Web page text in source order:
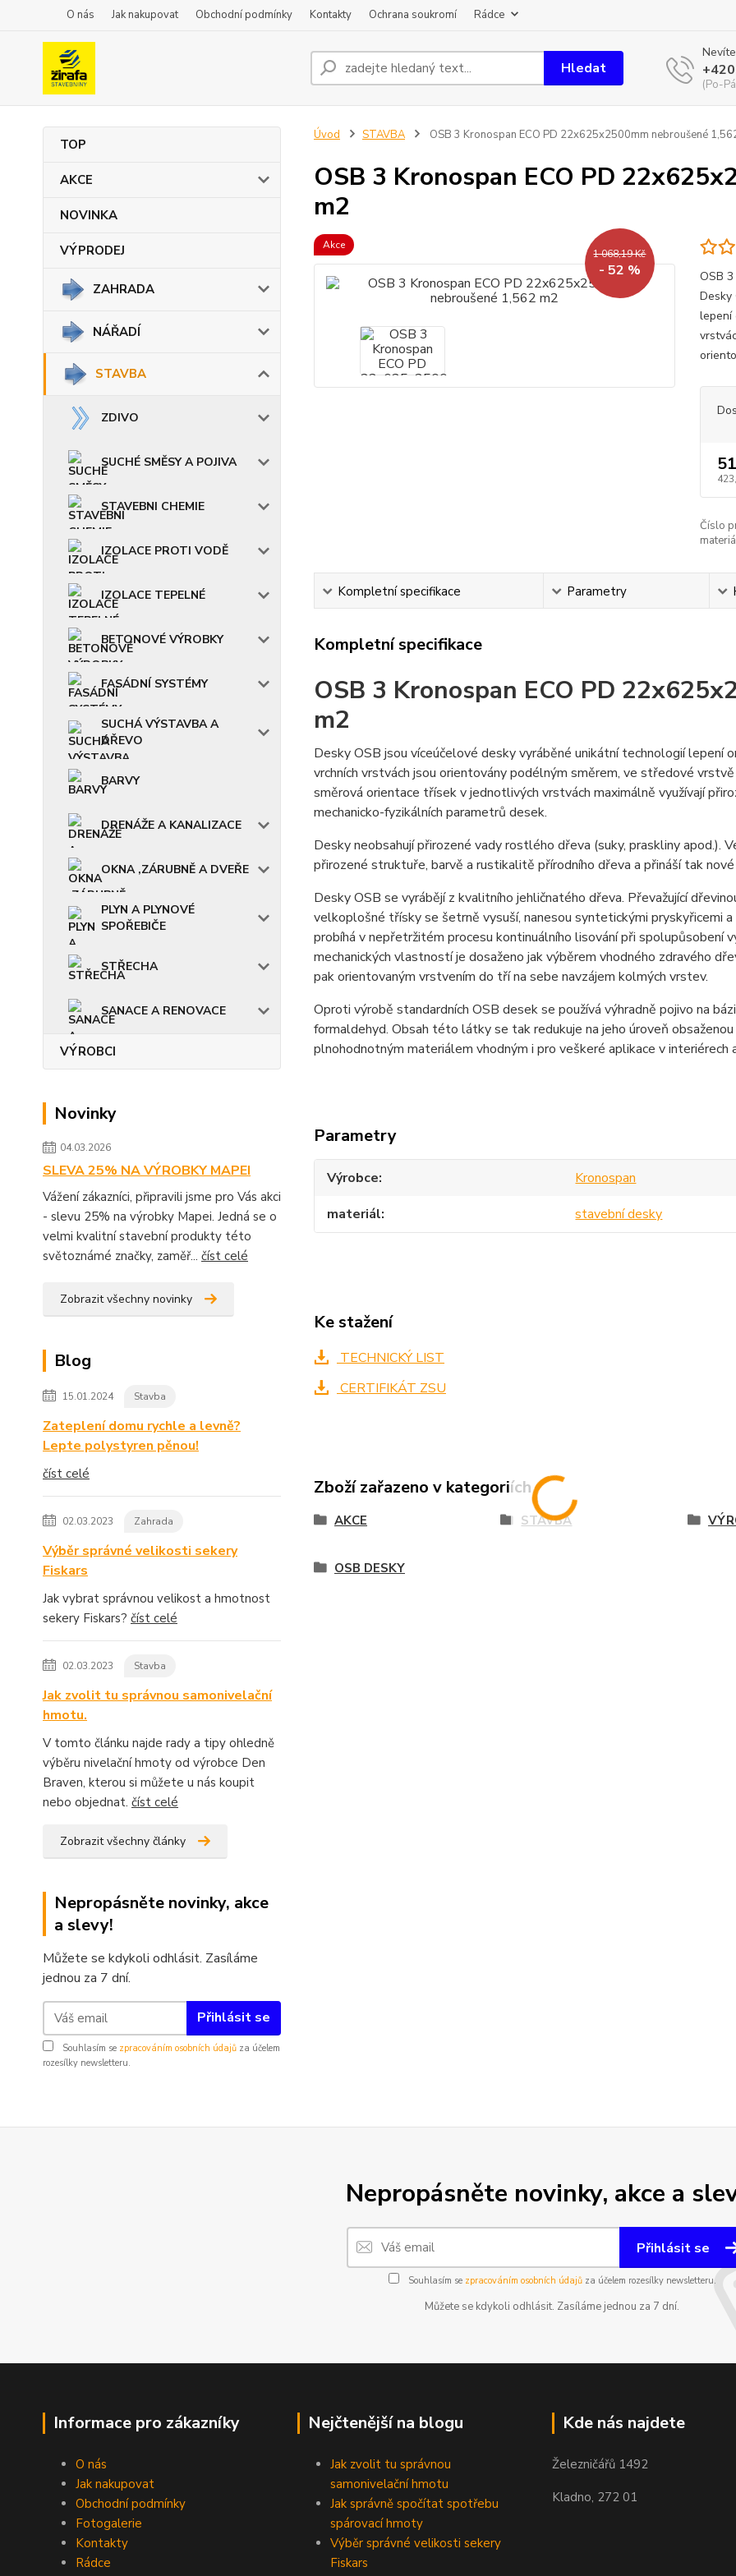
O nás Jak nakupovat Obchodní podmínky Kontakty Ochrana soukromí Rádce
Hledat
(Po-
TOP
AKCE
NOVINKA
VÝPRODEJ
ZAHRADA
NÁŘADÍ
STAVBA
ZDIVO
SUCHÉ SMĚSY A POJIVA
STAVEBNI CHEMIE
IZOLACE PROTI VODĚ
IZOLACE TEPELNÉ
BETONOVÉ VÝROBKY
FASÁDNÍ SYSTÉMY
SUCHÁ VÝSTAVBA A
DŘEVO
BARVY
DRENÁŽE A KANALIZACE
OKNA ,ZÁRUBNĚ A DVEŘE
PLYN A PLYNOVÉ
SPOŘEBIČE
STŘECHA
SANACE A RENOVACE
VÝROBCI
Novinky
04.03.2026
SLEVA 25% NA VÝROBKY MAPEI
Vážení zákazníci, připravili jsme pro Vás akci
- slevu 25% na výrobky Mapei. Jedná se o
velmi kvalitní stavební produkty této
světoznámé značky, zaměř... číst celé
Zobrazit všechny novinky
Blog
15.01.2024 Stavba
Zateplení domu rychle a levně?
Lepte polystyren pěnou!
číst celé
02.03.2023 Zahrada
Výběr správné velikosti sekery
Fiskars
Jak vybrat správnou velikost a hmotnost
sekery Fiskars? číst celé
02.03.2023 Stavba
Jak zvolit tu správnou samonivelační
hmotu.
V tomto článku najde rady a tipy ohledně
výběru nivelační hmoty od výrobce Den
Braven, kterou si můžete u nás koupit
nebo objednat. číst celé
Zobrazit všechny články
Nepropásněte novinky, akce
a slevy!
Můžete se kdykoli odhlásit. Zasíláme
jednou za 7 dní.
Přihlásit se
Souhlasím se zpracováním osobních údajů za účelem
rozesílky newsletteru.
Úvod STAVBA OSB 3 Kronospan ECO PD 22x625x2500mm nebroušené
OSB 3 Kronospan ECO PD
m2
Akce
1 068,19 Kč
- 52 %
OSB
Desky
lepení
Číslo
Kompletní specifikace Parametry
Kompletní specifikace
OSB 3 Kronospan ECO PD
m2
Desky OSB jsou víceúčelové desky vyráběné unikátní technologií lepení
vrchních vrstvách jsou orientovány podélným směrem, ve středové
směrová orientace třísek v jednotlivých vrstvách maximálně využívají
mechanicko-fyzikálních parametrů desek.
Desky neobsahují přirozené vady rostlého dřeva (suky, praskliny
přirozené struktuře, barvě a rustikalitě přírodního dřeva a přináší tak
Desky OSB se vyrábějí z kvalitního jehličnatého dřeva. Převažující
velkoplošné třísky se šetrně vysuší, nanesou syntetickými pryskyřicemi
probíhá v nepřetržitém procesu kontinuálního lisování při spolupůsobení
mechanických vlastností je dosaženo jak výběrem vhodného zdravého
pak orientovaným vrstvením do tří na sebe navzájem kolmých vrstev.
Oproti výrobě standardních OSB desek se používá výhradně pojivo na
formaldehyd. Obsah této látky se tak redukuje na jeho úroveň
plnohodnotným materiálem vhodným i pro veškeré aplikace v interiérech
Parametry
Výrobce
Kronospan
materiál
stavební desky
Ke stažení
TECHNICKÝ LIST
CERTIFIKÁT ZSU
Zboží zařazeno v kategoriích
AKCE STAVBA
OSB DESKY
Nepropásněte novinky, akce a
Přihlásit se
Souhlasím se zpracováním osobních údajůza účelem rozesílky newsletteru.
Můžete se kdykoli odhlásit. Zasíláme jednou za 7 dní.
Informace pro zákazníky
O nás
Jak nakupovat
Obchodní podmínky
Fotogalerie
Kontakty
Rádce
Nejčtenější na blogu
Jak zvolit tu správnou
samonivelační hmotu
Jak správně spočítat spotřebu
spárovací hmoty
Výběr správné velikosti sekery
Fiskars
Kde nás najdete
Železničářů 1492
Kladno, 272 01